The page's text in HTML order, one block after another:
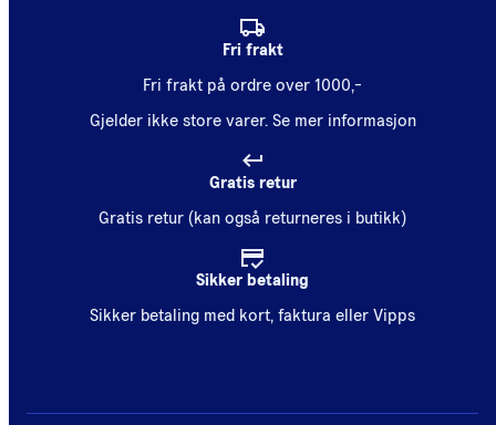
Fri frakt
Fri frakt på ordre over 1000,-
Gjelder ikke store varer. Se mer informasjon
Gratis retur
Gratis retur (kan også returneres i butikk)
Sikker betaling
Sikker betaling med kort, faktura eller Vipps